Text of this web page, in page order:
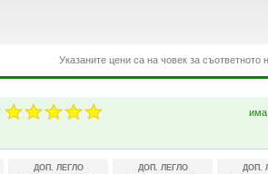
Указаните цени са на човек за съответното
има
ДОП. ЛЕГЛО
ДОП. ЛЕГЛО
ДОП.